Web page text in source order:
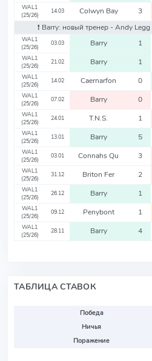
WAL1
(25/26)
14.03 Colwyn Bay 3
❗️ Barry: новый тренер - Andy Legg
WAL1
(25/26)
03.03 Barry 1
WAL1
(25/26)
21.02 Barry 1
WAL1
(25/26)
14.02 Caernarfon 0
WAL1
(25/26)
07.02 Barry 0
WAL1
(25/26)
24.01 T.N.S. 1
WAL1
(25/26)
13.01 Barry 5
WAL1
(25/26)
03.01 Connahs Qu 3
WAL1
(25/26)
31.12 Briton Fer 2
WAL1
(25/26)
26.12 Barry 1
WAL1
(25/26)
09.12 Penybont 1
WAL1
(25/26)
28.11 Barry 4
ТАБЛИЦА СТАВОК
Победа
Ничья
Поражение